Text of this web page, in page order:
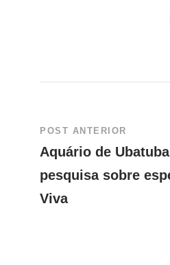
POST ANTERIOR
Aquário de
pesquisa sobre
Viva